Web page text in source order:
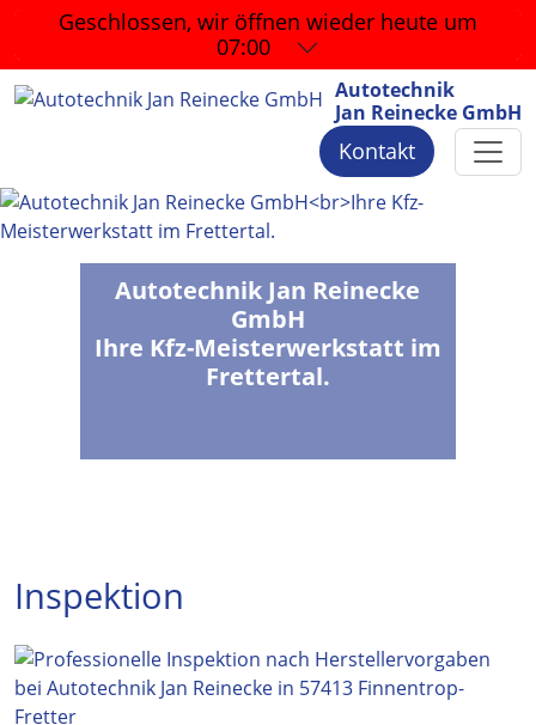
Geschlossen, wir öffnen wieder heute um
07:00
Autotechnik
Jan Reinecke GmbH
Kontakt
Autotechnik Jan Reinecke
GmbH
Ihre Kfz-Meisterwerkstatt im
Frettertal.
Inspektion